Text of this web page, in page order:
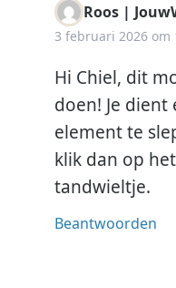
Roos |
3 februari 2026 om
Hi Chiel, dit
doen! Je
element te
klik dan op
tandwieltje.
Beantwoorden